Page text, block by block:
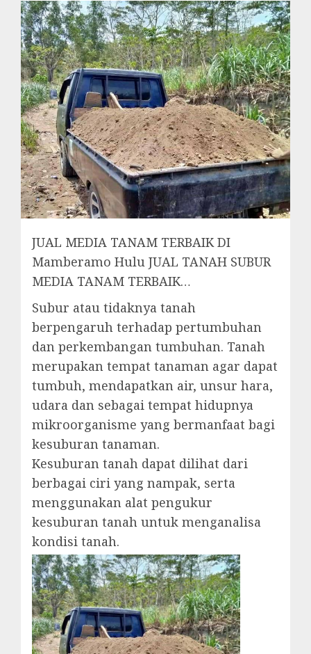
JUAL MEDIA TANAM TERBAIK DI
Mamberamo Hulu JUAL TANAH SUBUR
MEDIA TANAM TERBAIK…
Subur atau tidaknya tanah
berpengaruh terhadap pertumbuhan
dan perkembangan tumbuhan. Tanah
merupakan tempat tanaman agar dapat
tumbuh, mendapatkan air, unsur hara,
udara dan sebagai tempat hidupnya
mikroorganisme yang bermanfaat bagi
kesuburan tanaman.
Kesuburan tanah dapat dilihat dari
berbagai ciri yang nampak, serta
menggunakan alat pengukur
kesuburan tanah untuk menganalisa
kondisi tanah.